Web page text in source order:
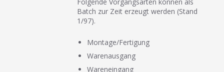
Batch zur Zeit erzeugt werden (Stand
1/97).
Montage/Fertigung
Warenausgang
Wareneingang